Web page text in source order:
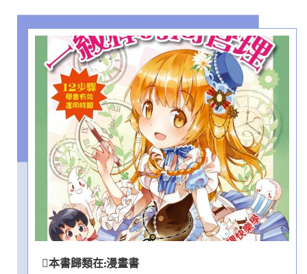
本書歸類在:漫畫書